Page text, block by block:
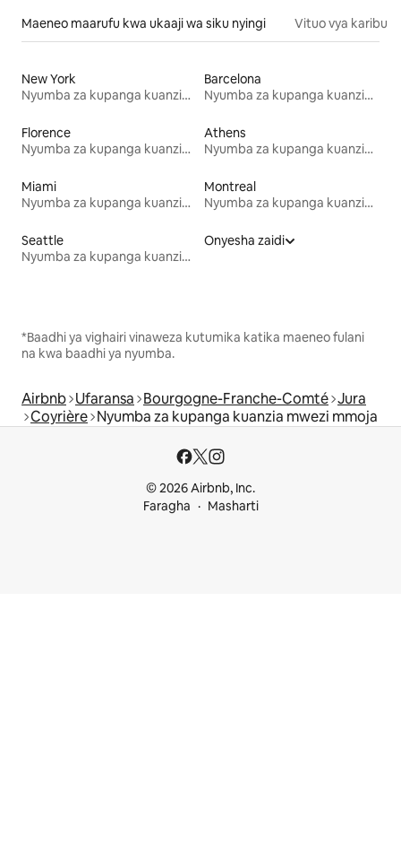
Maeneo maarufu kwa ukaaji wa siku nyingi Vituo vya karibu
New York
Nyumba za kupanga kuanzia mwezi mmoja
Barcelona
Nyumba za kupanga kuanzia mwezi mmoja
Florence
Nyumba za kupanga kuanzia mwezi mmoja
Athens
Nyumba za kupanga kuanzia mwezi mmoja
Miami
Nyumba za kupanga kuanzia mwezi mmoja
Montreal
Nyumba za kupanga kuanzia mwezi mmoja
Seattle
Nyumba za kupanga kuanzia mwezi mmoja
Onyesha zaidi
*Baadhi ya vighairi vinaweza kutumika katika maeneo fulani
na kwa baadhi ya nyumba.
Airbnb Ufaransa Bourgogne-Franche-Comté Jura
Coyrière Nyumba za kupanga kuanzia mwezi mmoja
© 2026 Airbnb, Inc.
Faragha
Masharti